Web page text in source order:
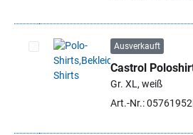
Artikel auswählen
Ausverkauft
Castrol
Gr. XL, weiß
Art.-Nr.: 05761952